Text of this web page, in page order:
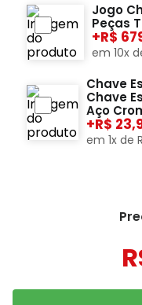
Jogo
Peças
+
em10x
Chave
Chave
Aço
+
em 1x de